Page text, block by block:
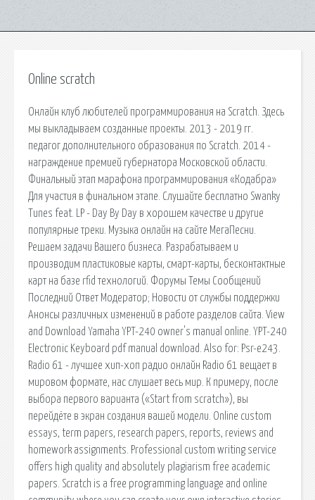
Online scratch
Онлайн клуб любителей программирования на Scratch. Здесь
мы выкладываем созданные проекты. 2013 - 2019 гг.
педагог дополнительного образования по Scratch. 2014 -
награждение премией губернатора Московской области.
Финальный этап марафона программирования «Кодабра»
Для участия в финальном этапе. Слушайте бесплатно Swanky
Tunes feat. LP - Day By Day в хорошем качестве и другие
популярные треки. Музыка онлайн на сайте МегаПесни.
Решаем задачи Вашего бизнеса. Разрабатываем и
производим пластиковые карты, смарт-карты, бесконтактные
карт на базе rfid технологий. Форумы Темы Сообщений
Последний Ответ Модератор; Новости от службы поддержки
Анонсы различных изменений в работе разделов сайта. View
and Download Yamaha YPT-240 owner's manual online. YPT-240
Electronic Keyboard pdf manual download. Also for: Psr-e243.
Radio 61 - лучшее хип-хоп радио онлайн Radio 61 вещает в
мировом формате, нас слушает весь мир. К примеру, после
выбора первого варианта («Start from scratch»), вы
перейдёте в экран создания вашей модели. Online custom
essays, term papers, research papers, reports, reviews and
homework assignments. Professional custom writing service
offers high quality and absolutely plagiarism free academic
papers. Scratch is a free programming language and online